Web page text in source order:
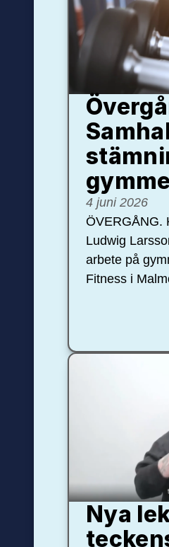
4 juni 2026
ÖVERGÅNG.
Ludwig
arbete på
Fitness i
Nya